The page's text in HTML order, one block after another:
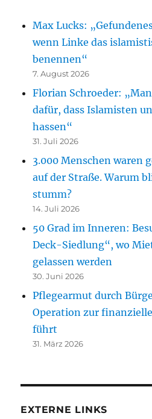
Max Lucks:
wenn Linke das
benennen“
7. August 2026
Florian Schroeder:
dafür, dass Islamisten
hassen“
31. Juli 2026
3.000 Menschen waren
auf der Straße. Warum
stumm?
14. Juli 2026
50 Grad im Inneren:
Deck-Siedlung“, wo
gelassen werden
30. Juni 2026
Pflegearmut durch
Operation zur
führt
31. März 2026
EXTERNE LINKS